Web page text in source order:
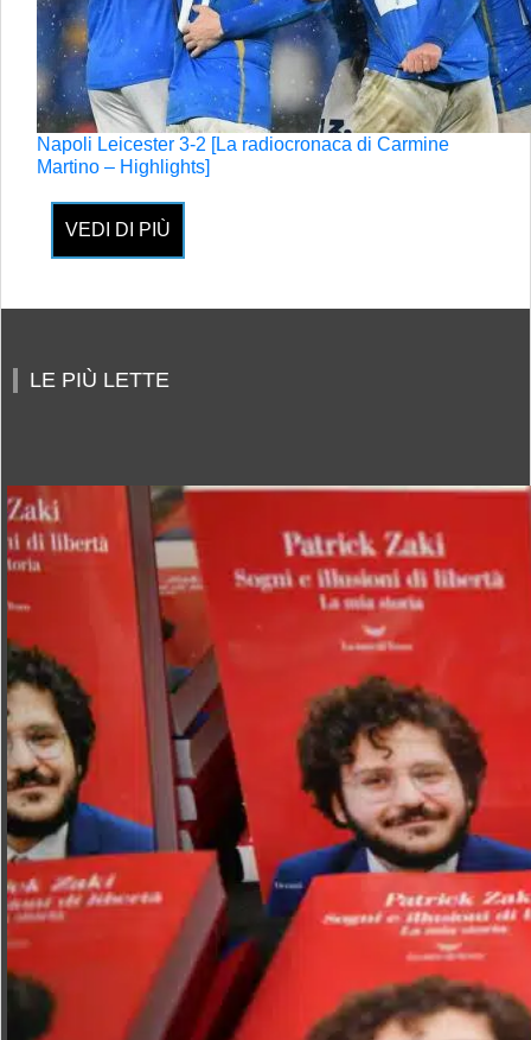
Napoli Leicester 3-2 [La radiocronaca di Carmine
Martino – Highlights]
VEDI DI PIÙ
LE PIÙ LETTE